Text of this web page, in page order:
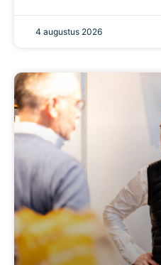
4 augustus 2026